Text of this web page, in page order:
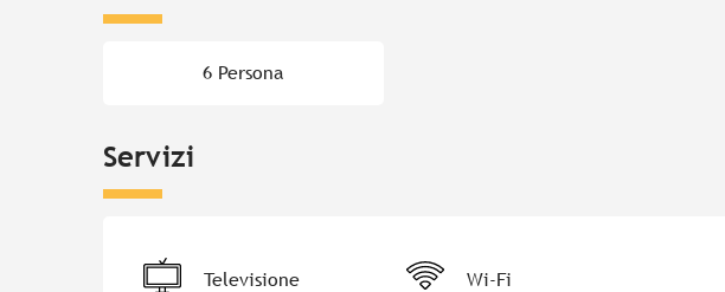
6 Persona
Servizi
Televisione Wi-Fi